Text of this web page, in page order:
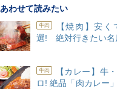
あわせて読みたい
牛肉
【焼肉】安
選! 絶対行きたい名
牛肉
【カレー】牛
ロ! 絶品「肉カレー